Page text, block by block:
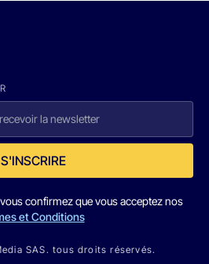
S'INSCRIRE
confirmez que vous acceptez nos
et Conditions
SAS. tous droits réservés.